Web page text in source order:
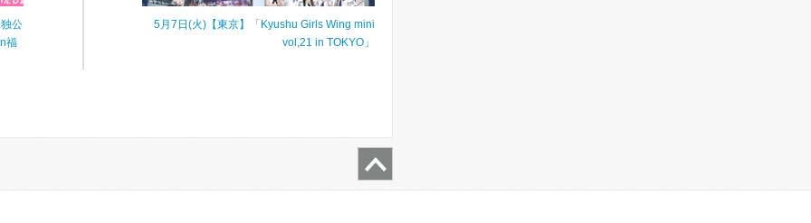
公
福
5月7日(火)【東京】「Kyushu Girls Wing mini
vol,21 in TOKYO」